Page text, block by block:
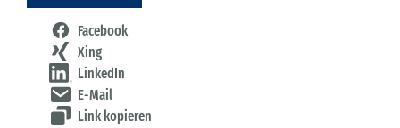
Facebook
Xing
LinkedIn
E-Mail
Link kopieren